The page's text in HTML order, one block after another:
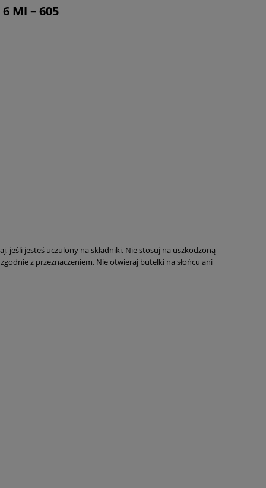
Ml – 605
jeśli jesteś uczulony na składniki. Nie stosuj na uszkodzoną
z przeznaczeniem. Nie otwieraj butelki na słońcu ani